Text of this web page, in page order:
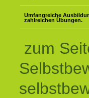
Umfangreiche
zahlreichen Übungen.
zum